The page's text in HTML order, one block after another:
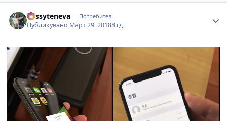
dessyteneva Потребител
Публикувано Март 29, 20188 гд